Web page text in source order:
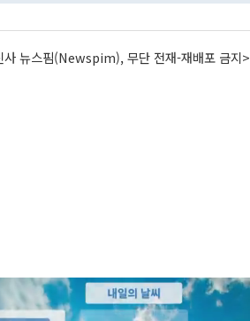
사 뉴스핌(Newspim), 무단 전재-재배포 금지>